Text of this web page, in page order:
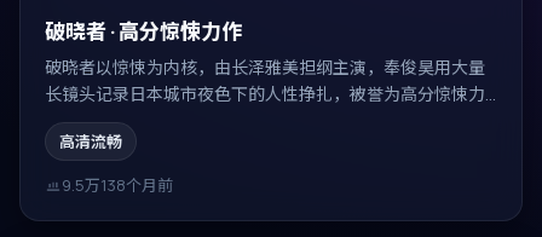
破晓者 · 高分惊悚力作
破晓者以惊悚为内核，由长泽雅美担纲主演，奉俊昊用大量
长镜头记录日本城市夜色下的人性挣扎，被誉为高分惊悚力
作。
高清流畅
9.5万138个月前